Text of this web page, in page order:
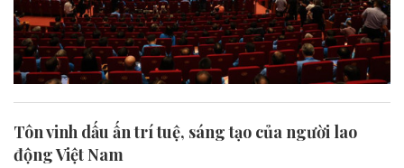
Tôn vinh dấu ấn trí tuệ, sáng tạo của người lao
động Việt Nam